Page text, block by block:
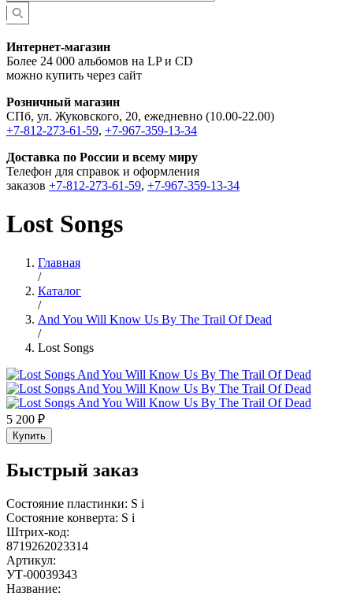
Интернет-магазин
Более 24 000 альбомов на LP и CD
можно купить через сайт
Розничный магазин
СПб, ул. Жуковского, 20, ежедневно (10.00-22.00)
+7-812-273-61-59, +7-967-359-13-34
Доставка по России и всему миру
Телефон для справок и оформления
заказов +7-812-273-61-59, +7-967-359-13-34
Lost Songs
Главная
/
Каталог
/
And You Will Know Us By The Trail Of Dead
/
Lost Songs
5 200 ₽
Купить
Быстрый заказ
Состояние пластинки: S i
Состояние конверта: S i
Штрих-код:
8719262023314
Артикул:
УТ-00039343
Название: